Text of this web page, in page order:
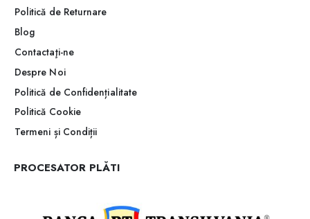
Politică de Returnare
Blog
Contactaţi-ne
Despre Noi
Politică de Confidențialitate
Politică Cookie
Termeni și Condiții
PROCESATOR PLĂTI